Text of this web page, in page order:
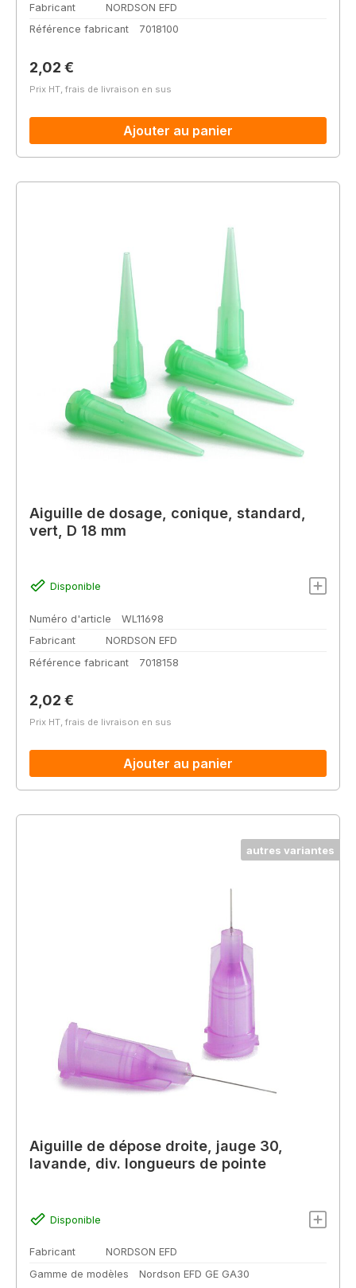
Fabricant
NORDSON EFD
Référence fabricant
7018100
Prix régulier :
2,02 €
Prix HT, frais de livraison en sus
Ajouter au panier
Aiguille de dosage, conique, standard,
vert, D 18 mm
Disponible
Numéro d'article
WL11698
Fabricant
NORDSON EFD
Référence fabricant
7018158
Prix régulier :
2,02 €
Prix HT, frais de livraison en sus
Ajouter au panier
autres variantes
Aiguille de dépose droite, jauge 30,
lavande, div. longueurs de pointe
Disponible
Fabricant
NORDSON EFD
Gamme de modèles
Nordson EFD GE GA30